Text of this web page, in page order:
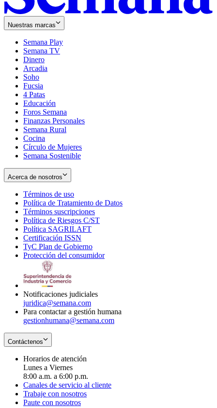
Nuestras marcas
Semana Play
Semana TV
Dinero
Arcadia
Soho
in
new
window
Fucsia
in
new
window
4 Patas
Educación
Foros Semana
Finanzas Personales
Semana Rural
Cocina
Círculo de Mujeres
Semana Sostenible
Acerca de nosotros
Términos de uso
in
new
window
Política de Tratamiento de Datos
Términos suscripciones
in
Política de Riesgos C/ST
Política SAGRILAFT
new
window
Certificación ISSN
in
new
TyC Plan de Gobierno
in
Protección del consumidorOpens
Notificaciones judiciales
juridica@semana.com
Para contactar a gestión humana
gestionhumana@semana.com
Contáctenos
Horarios de atención
Lunes a Viernes
8:00 a.m. a 6:00 p.m.
Canales de servicio al cliente
Trabaje con nosotros
Paute con nosotros